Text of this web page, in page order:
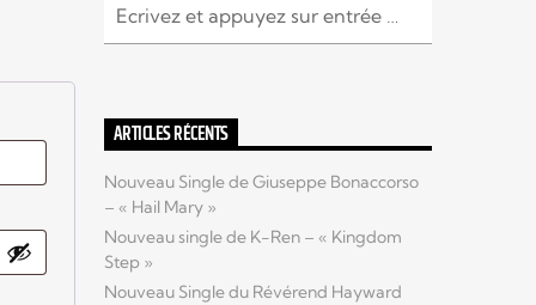
ARTICLES RÉCENTS
Nouveau Single de Giuseppe Bonaccorso
– « Hail Mary »
Nouveau single de K-Ren – « Kingdom
Step »
Nouveau Single du Révérend Hayward